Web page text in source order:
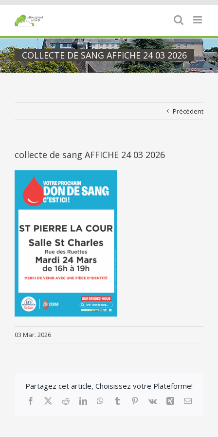
Passer
contenu
COLLECTE DE SANG AFFICHE 24 03 2026
Précédent
collecte de sang AFFICHE 24 03 2026
03 Mar. 2026
Partagez cet article, Choisissez votre Plateforme!
Facebook
X RedditLinkedInWhatsApp
TumblrPinterest
Vk Xing Email